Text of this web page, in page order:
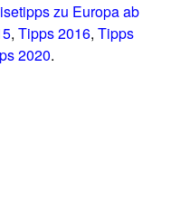
zu Europa ab
, Tipps 2016, Tipps
2020.